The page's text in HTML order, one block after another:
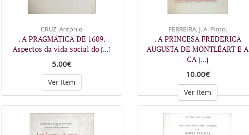
CRUZ, António
. A PRAGMÁTICA DE 1609.
Aspectos da vida social do [...]
5.00€
Ver Item
FERREIRA, J. A. Pinto.
. A PRINCESA FREDERICA
AUGUSTA DE MONTLÉART E A
CA [...]
10.00€
Ver Item